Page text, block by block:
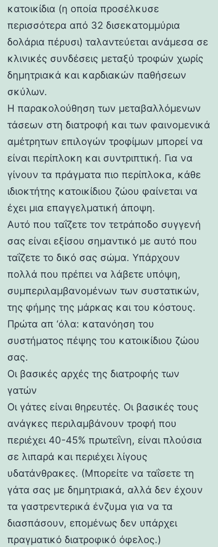
κατοικίδια (η οποία προσέλκυσε
περισσότερα από 32 δισεκατομμύρια
δολάρια πέρυσι) ταλαντεύεται ανάμεσα σε
κλινικές συνδέσεις μεταξύ τροφών χωρίς
δημητριακά και καρδιακών παθήσεων
σκύλων.
Η παρακολούθηση των μεταβαλλόμενων
τάσεων στη διατροφή και των φαινομενικά
αμέτρητων επιλογών τροφίμων μπορεί να
είναι περίπλοκη και συντριπτική. Για να
γίνουν τα πράγματα πιο περίπλοκα, κάθε
ιδιοκτήτης κατοικίδιου ζώου φαίνεται να
έχει μια επαγγελματική άποψη.
Αυτό που ταΐζετε τον τετράποδο συγγενή
σας είναι εξίσου σημαντικό με αυτό που
ταΐζετε το δικό σας σώμα. Υπάρχουν
πολλά που πρέπει να λάβετε υπόψη,
συμπεριλαμβανομένων των συστατικών,
της φήμης της μάρκας και του κόστους.
Πρώτα απ ‘όλα: κατανόηση του
συστήματος πέψης του κατοικίδιου ζώου
σας.
Οι βασικές αρχές της διατροφής των
γατών
Οι γάτες είναι θηρευτές. Οι βασικές τους
ανάγκες περιλαμβάνουν τροφή που
περιέχει 40-45% πρωτεΐνη, είναι πλούσια
σε λιπαρά και περιέχει λίγους
υδατάνθρακες. (Μπορείτε να ταΐσετε τη
γάτα σας με δημητριακά, αλλά δεν έχουν
τα γαστρεντερικά ένζυμα για να τα
διασπάσουν, επομένως δεν υπάρχει
πραγματικό διατροφικό όφελος.)